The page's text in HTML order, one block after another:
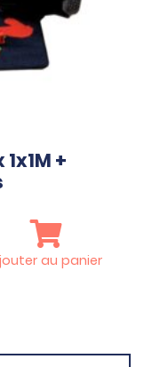
+
au panier